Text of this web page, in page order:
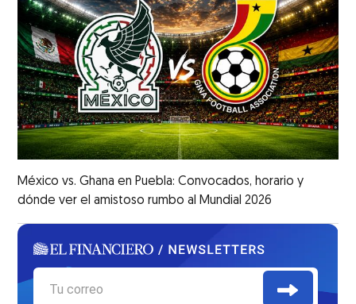
México vs. Ghana en Puebla: Convocados, horario y
dónde ver el amistoso rumbo al Mundial 2026